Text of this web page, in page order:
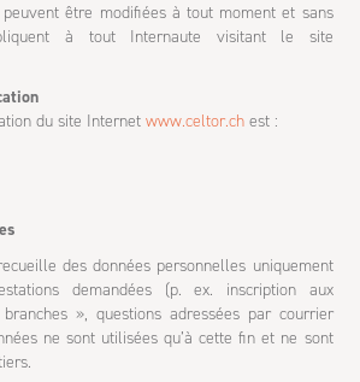
être modifiées à tout moment et sans
à tout Internaute visitant le site
du site Internetwww.celtor.ch est :
des données personnelles uniquement
demandées (p. ex. inscription aux
», questions adressées par courrier
ne sont utilisées qu’à cette fin et ne sont